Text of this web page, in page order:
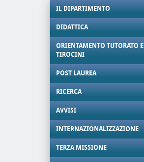
IL DIPARTIMENTO
DIDATTICA
ORIENTAMENTO TUTORATO E
TIROCINI
POST LAUREA
RICERCA
AVVISI
INTERNAZIONALIZZAZIONE
TERZA MISSIONE